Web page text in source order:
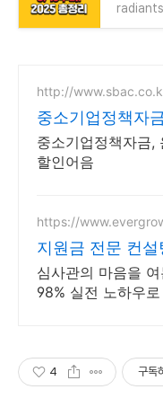
http://
중소기업정책자
중소기업정책자금,
할인어음
https://
지원금 전문 컨설
책자금 지금 신청
심사관의 마음을
98% 실전 노하우
4 구독